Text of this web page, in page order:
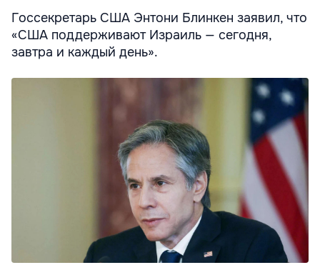
Госсекретарь США Энтони Блинкен заявил, что
«США поддерживают Израиль — сегодня,
завтра и каждый день».